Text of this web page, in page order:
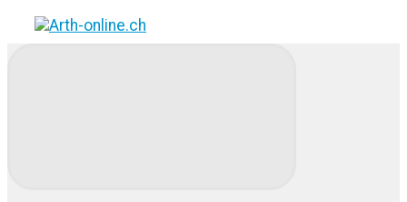
Zum
Hauptinhalt